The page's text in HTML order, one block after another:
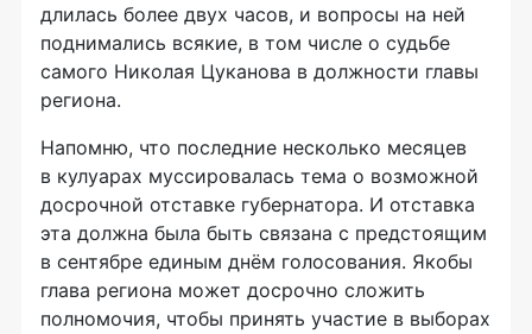
длилась более двух часов, и вопросы на ней
поднимались всякие, в том числе о судьбе
самого Николая Цуканова в должности главы
региона.
Напомню, что последние несколько месяцев
в кулуарах муссировалась тема о возможной
досрочной отставке губернатора. И отставка
эта должна была быть связана с предстоящим
в сентябре единым днём голосования. Якобы
глава региона может досрочно сложить
полномочия, чтобы принять участие в выборах